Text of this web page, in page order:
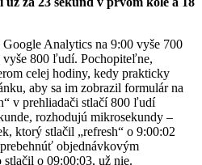
Analytics na 9:00 vyše 700
800 ľudí. Pochopiteľne,
celej hodiny, kedy prakticky
aby sa im zobrazil formulár na
v prehliadači stlačí 800 ľudí
rozhodujú mikrosekundy –
ktorý stlačil „refresh“ o 9:00:02
objednávkovým
stlačil o 09:00:03, už nie.